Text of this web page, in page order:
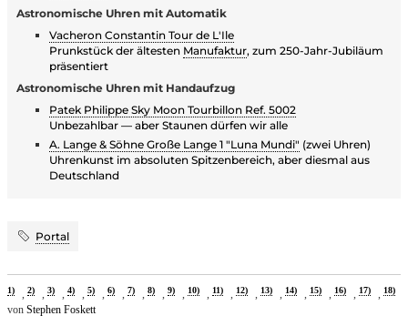
Astronomische Uhren mit Automatik
Vacheron Constantin Tour de L'Ile
Prunkstück der ältesten Manufaktur, zum 250-Jahr-Jubiläum
präsentiert
Astronomische Uhren mit Handaufzug
Patek Philippe Sky Moon Tourbillon Ref. 5002
Unbezahlbar — aber Staunen dürfen wir alle
A. Lange & Söhne Große Lange 1 "Luna Mundi" (zwei Uhren)
Uhrenkunst im absoluten Spitzenbereich, aber diesmal aus
Deutschland
Portal
1) , 2) , 3) , 4) , 5) , 6) , 7) , 8) , 9) , 10) , 11) , 12) , 13) , 14) , 15) , 16) , 17) , 18)
von Stephen Foskett